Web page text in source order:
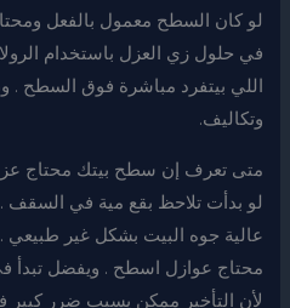
لو كان السطح معمول بالفعل
في حلول زي العزل باستخدام
اللي بيتفرد مباشرة فوق السطح .
وتكاليف.
متى تعرف إن سطح بيتك محتاج
لو بدأت تلاحظ بقع مية في السقف
عالية جوه البيت بشكل غير
محتاج عوازل اسطح . ويفضل
لأن التأخير ممكن يسبب ضرر